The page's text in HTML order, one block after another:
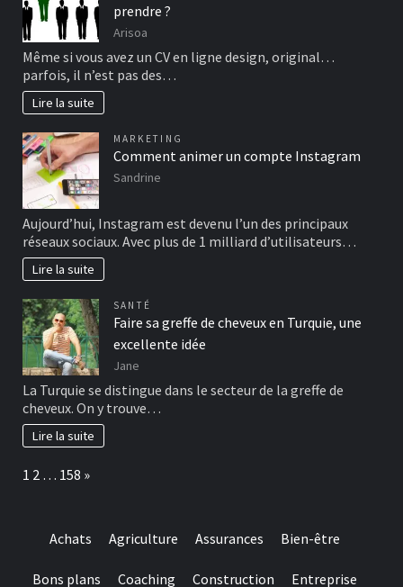
prendre ?
Arisoa
Même si vous avez un CV en ligne design, original…
parfois, il n’est pas des…
Lire la suite
MARKETING
Comment animer un compte Instagram
Sandrine
Aujourd’hui, Instagram est devenu l’un des principaux
réseaux sociaux. Avec plus de 1 milliard d’utilisateurs…
Lire la suite
SANTÉ
Faire sa greffe de cheveux en Turquie, une
excellente idée
Jane
La Turquie se distingue dans le secteur de la greffe de
cheveux. On y trouve…
Lire la suite
Page:
1 2 … 158 Next
»
Achats Agriculture Assurances Bien-être
Bons plans Coaching Construction Entreprise